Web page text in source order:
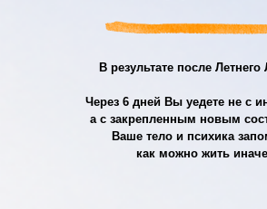
В результате после Летнего
Через 6 дней Вы уедете не с
а с закрепленным новым
Ваше тело и психика
как можно жить